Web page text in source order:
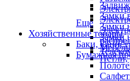
Замки
Замки
Замки
Петли,
Еще
Хозяйственные товары
Баки,
Бумажная